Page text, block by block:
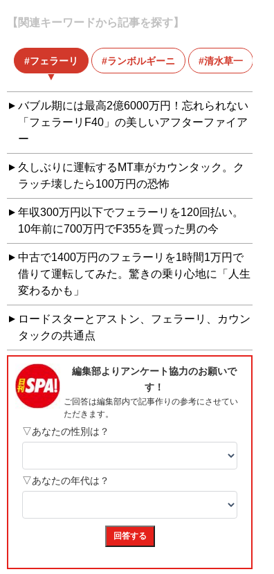
【関連キーワードから記事を探す】
フェラーリ ランボルギーニ 清水草一
バブル期には最高2億6000万円！忘れられない
「フェラーリF40」の美しいアフターファイア
ー
久しぶりに運転するMT車がカウンタック。ク
ラッチ壊したら100万円の恐怖
年収300万円以下でフェラーリを120回払い。
10年前に700万円でF355を買った男の今
中古で1400万円のフェラーリを1時間1万円で
借りて運転してみた。驚きの乗り心地に「人生
変わるかも」
ロードスターとアストン、フェラーリ、カウン
タックの共通点